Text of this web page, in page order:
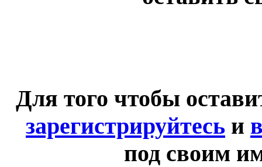
Для того чтобы
зарегистрируйтесь и
под своим